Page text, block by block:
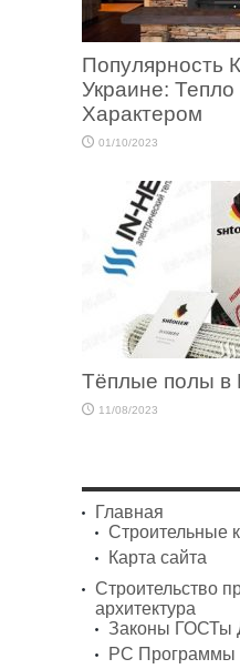
Популярность
Украине: Тепло
Характером
01/10/2023
Тёплые полы в
11/08/2023
Главная
Строительные
Карта сайта
Строительство
архитектура
Законы ГОСТы
PC Программы